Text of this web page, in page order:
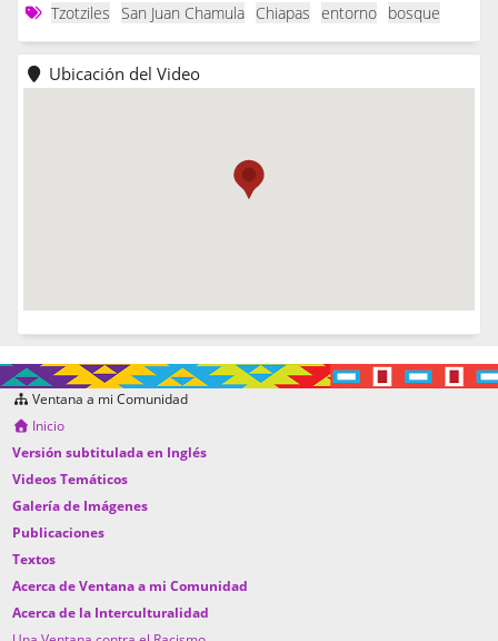
Tzotziles
San Juan Chamula Chiapas entorno bosque
Ubicación del Video
Ventana a mi Comunidad
Inicio
Versión subtitulada en Inglés
Videos Temáticos
Galería de Imágenes
Publicaciones
Textos
Acerca de Ventana a mi Comunidad
Acerca de la Interculturalidad